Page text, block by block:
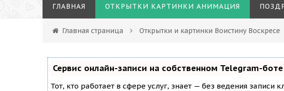
ГЛАВНАЯ ОТКРЫТКИ КАРТИНКИ АНИМАЦИЯ
Главная страница Открытки и картинки Воистину Воскресе
Сервис онлайн-записи на собственном Telegram-боте
Тот, кто работает в сфере услуг, знает — без ведения записи